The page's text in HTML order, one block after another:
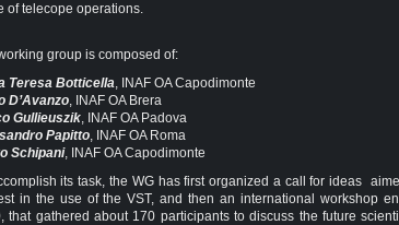
of telecope operations.
group is composed of:
Teresa Botticella, INAF OA Capodimonte
D’Avanzo, INAF OA Brera
Gullieuszik, INAF OA Padova
Papitto, INAF OA Roma
Schipani, INAF OA Capodimonte
its task, the WG has first organized a call for ideas
in the use of the VST, and then an international workshop
that gathered about 170 participants to discuss the future